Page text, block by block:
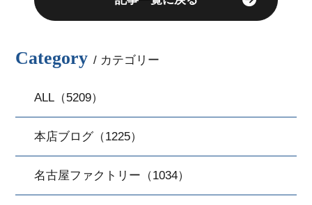
Category / カテゴリー
ALL（5209）
本店ブログ（1225）
名古屋ファクトリー（1034）